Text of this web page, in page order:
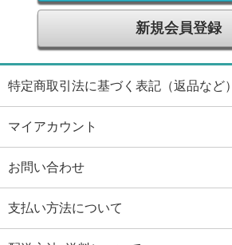
新規会員登録
特定商取引法に基づく表記（返品など）
マイアカウント
お問い合わせ
支払い方法について